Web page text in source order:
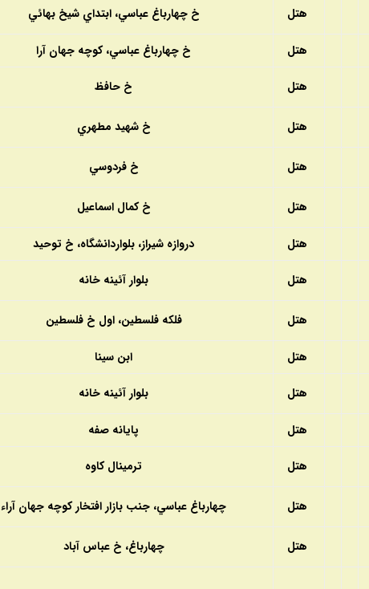
هتل خ چهارباغ عباسي، ابتداي شيخ بهائي
هتل خ چهارباغ عباسي، كوچه جهان آرا
هتل خ حافظ
هتل خ شهيد مطهري
هتل خ فردوسي
هتل خ كمال اسماعيل
هتل دروازه شيراز، بلواردانشگاه، خ توحيد
هتل بلوار آئينه خانه
هتل فلكه فلسطين، اول خ فلسطين
هتل ابن سينا
هتل بلوار آئينه خانه
هتل پايانه صفه
هتل ترمينال كاوه
هتل چهارباغ عباسي، جنب بازار افتخار كوچه جهان آراء
هتل چهارباغ، خ عباس آباد